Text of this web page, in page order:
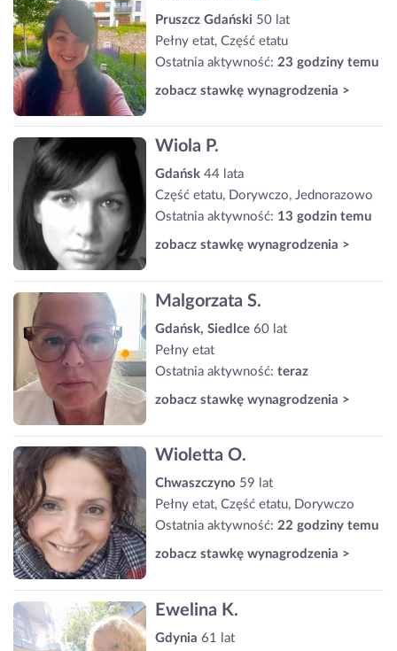
Pruszcz Gdański 50 lat
Pełny etat, Część etatu
Ostatnia aktywność: 23 godziny temu
zobacz stawkę wynagrodzenia >
Wiola P.
Gdańsk 44 lata
Część etatu, Dorywczo, Jednorazowo
Ostatnia aktywność: 13 godzin temu
zobacz stawkę wynagrodzenia >
Malgorzata S.
Gdańsk, Siedlce 60 lat
Pełny etat
Ostatnia aktywność: teraz
zobacz stawkę wynagrodzenia >
Wioletta O.
Chwaszczyno 59 lat
Pełny etat, Część etatu, Dorywczo
Ostatnia aktywność: 22 godziny temu
zobacz stawkę wynagrodzenia >
Ewelina K.
Gdynia 61 lat